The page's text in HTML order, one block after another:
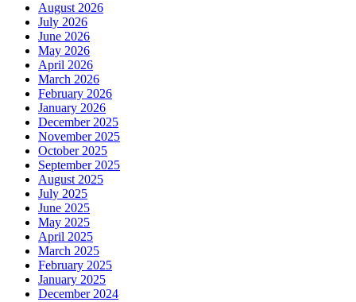
August 2026
July 2026
June 2026
May 2026
April 2026
March 2026
February 2026
January 2026
December 2025
November 2025
October 2025
September 2025
August 2025
July 2025
June 2025
May 2025
April 2025
March 2025
February 2025
January 2025
December 2024